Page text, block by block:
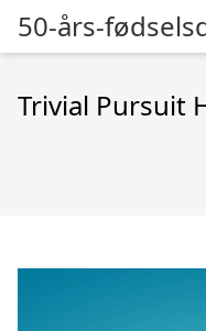
50-års-
Trivial Pursuit